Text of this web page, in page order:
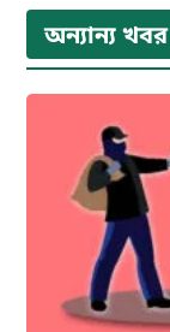
অন্যান্য খবর